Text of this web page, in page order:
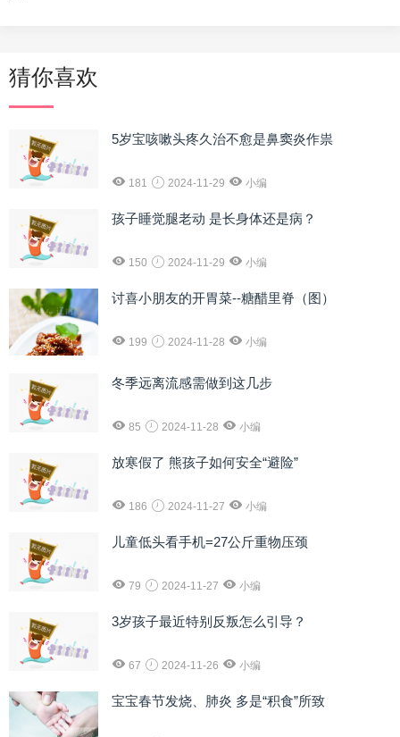
猜你喜欢
5岁宝咳嗽头疼久治不愈是鼻窦炎作祟
181 2024-11-29 小编
孩子睡觉腿老动 是长身体还是病？
150 2024-11-29 小编
讨喜小朋友的开胃菜--糖醋里脊（图）
199 2024-11-28 小编
冬季远离流感需做到这几步
85 2024-11-28 小编
放寒假了 熊孩子如何安全“避险”
186 2024-11-27 小编
儿童低头看手机=27公斤重物压颈
79 2024-11-27 小编
3岁孩子最近特别反叛怎么引导？
67 2024-11-26 小编
宝宝春节发烧、肺炎 多是“积食”所致